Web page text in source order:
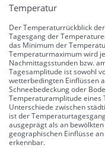
Temperatur
Der Temperaturrückblick
Tagesgang der
das Minimum der
Temperaturmaximum wird
Nachmittagsstunden bzw.
Tagesamplitude ist sowohl
wetterbedingten Einflüssen
Schneebedeckung oder
Temperaturamplitude eines
Unterschiede zwischen
ist der
ausgeprägt als an
geographischen Einflüsse
erkennbar.